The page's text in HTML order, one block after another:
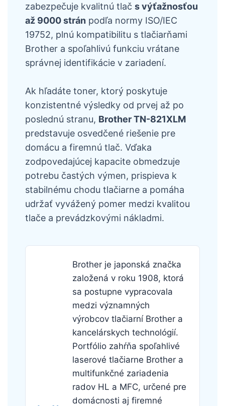
zabezpečuje kvalitnú tlač s výťažnosťou
až 9000 strán podľa normy ISO/IEC
19752, plnú kompatibilitu s tlačiarňami
Brother a spoľahlivú funkciu vrátane
správnej identifikácie v zariadení.
Ak hľadáte toner, ktorý poskytuje
konzistentné výsledky od prvej až po
poslednú stranu, Brother TN-821XLM
predstavuje osvedčené riešenie pre
domácu a firemnú tlač. Vďaka
zodpovedajúcej kapacite obmedzuje
potrebu častých výmen, prispieva k
stabilnému chodu tlačiarne a pomáha
udržať vyvážený pomer medzi kvalitou
tlače a prevádzkovými nákladmi.
Brother je japonská značka
založená v roku 1908, ktorá
sa postupne vypracovala
medzi významných
výrobcov tlačiarní Brother a
kancelárskych technológií.
Portfólio zahŕňa spoľahlivé
laserové tlačiarne Brother a
multifunkčné zariadenia
radov HL a MFC, určené pre
domácnosti aj firemné